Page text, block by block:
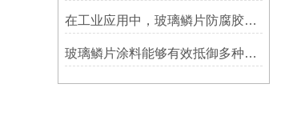
在工业应用中，玻璃鳞片防腐胶泥展现出了多重防护作用
玻璃鳞片涂料能够有效抵御多种化学物质侵蚀